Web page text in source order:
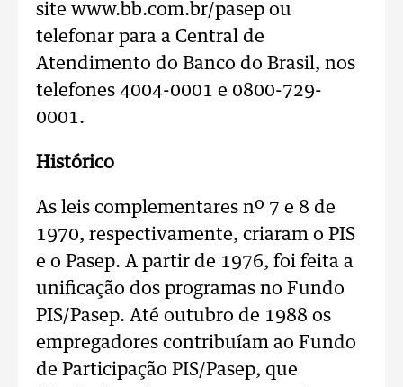
site www.bb.com.br/pasep ou
telefonar para a Central de
Atendimento do Banco do Brasil, nos
telefones 4004-0001 e 0800-729-
0001.
Histórico
As leis complementares nº 7 e 8 de
1970, respectivamente, criaram o PIS
e o Pasep. A partir de 1976, foi feita a
unificação dos programas no Fundo
PIS/Pasep. Até outubro de 1988 os
empregadores contribuíam ao Fundo
de Participação PIS/Pasep, que